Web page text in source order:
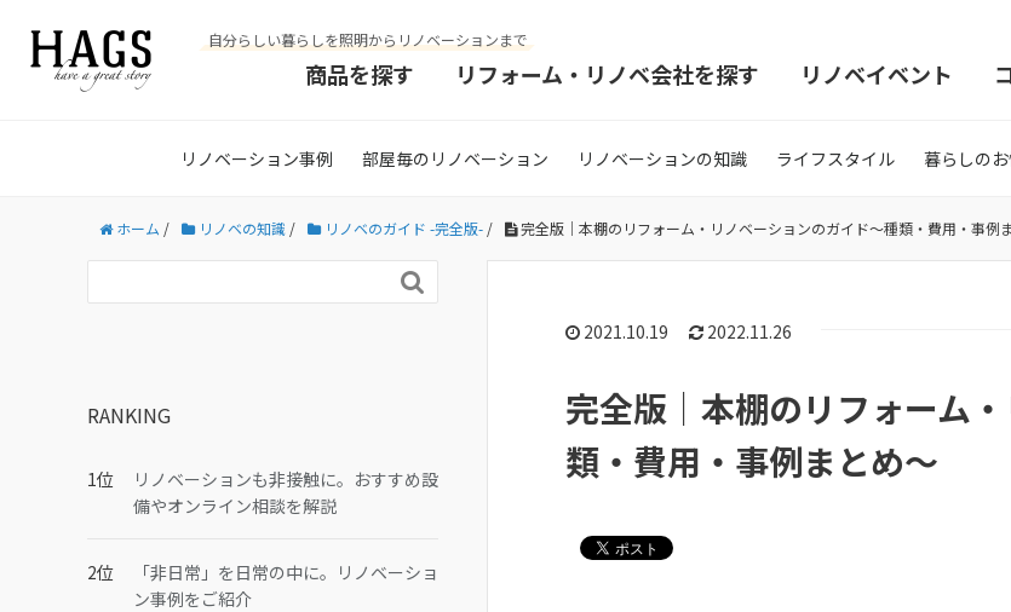
自分らしい暮らしを照明からリノベーションまで
商品を探す リフォーム・リノベ会社を探す リノベイベント
リノベーション事例 部屋毎のリノベーション リノベーションの知識 ライフスタイル 暮らしの
ホーム / リノベの知識 / リノベのガイド -完全版- / 完全版｜本棚のリフォーム・リノベーションのガイド〜種類・費用・事例
2021.10.19 2022.11.26
完全版｜本棚のリフォーム
類・費用・事例まとめ〜

RANKING
リノベーションも非接触に。おすすめ設
備やオンライン相談を解説
「非日常」を日常の中に。リノベーショ
ン事例をご紹介